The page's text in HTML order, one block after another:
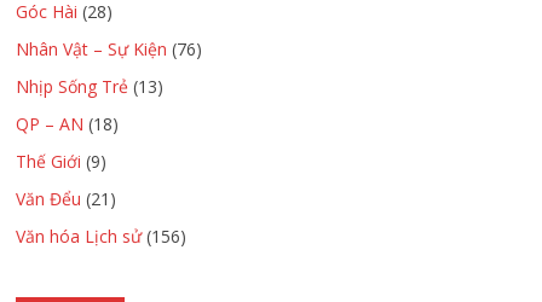
Góc Hài (28)
Nhân Vật – Sự Kiện (76)
Nhịp Sống Trẻ (13)
QP – AN (18)
Thế Giới (9)
Văn Đểu (21)
Văn hóa Lịch sử(156)